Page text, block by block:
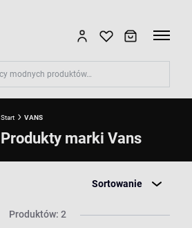
Start VANS
Produkty marki Vans
Sortowanie
Produktów: 2